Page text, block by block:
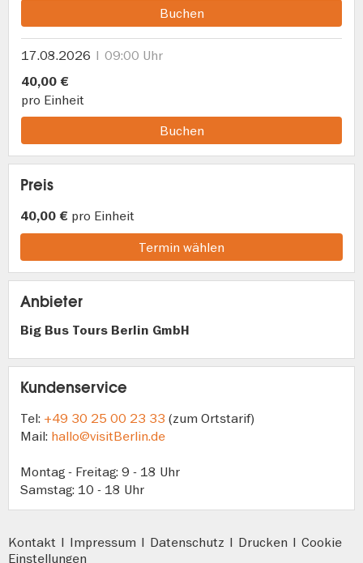
Buchen
17.08.2026
09:00 Uhr
40,00 €
pro Einheit
Buchen
Preis
40,00 € pro Einheit
Termin wählen
Anbieter
Big Bus Tours Berlin GmbH
Kundenservice
Tel: +49 30 25 00 23 33 (zum Ortstarif)
Mail: hallo@visitBerlin.de
Montag - Freitag: 9 - 18 Uhr
Samstag: 10 - 18 Uhr
Kontakt | Impressum | Datenschutz | Drucken | Cookie
Einstellungen